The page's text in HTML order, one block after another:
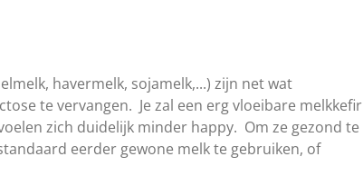
havermelk, sojamelk,...) zijn net wat
te vervangen. Je zal een erg vloeibare melkkefir
zich duidelijk minder happy. Om ze gezond te
eerder gewone melk te gebruiken, of